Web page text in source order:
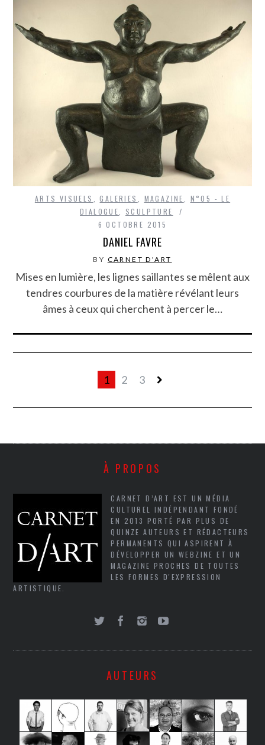
ARTS VISUELS ,GALERIES MAGAZINE
N°05 - LE
DIALOGUE
SCULPTURE
6 OCTOBRE 2015
DANIEL FAVRE
BY CARNET D'ART
Mises en lumière, les lignes saillantes se mêlent aux
tendres courbures de la matière révélant leurs
âmes à ceux qui cherchent à percer le…
1 2 3
À PROPOS
CARNET D’ART EST UN MÉDIA
CULTUREL INDÉPENDANT FONDÉ
EN 2013 PORTÉ PAR PLUS DE
QUINZE AUTEURS ET RÉDACTEURS
PERMANENTS QUI ASPIRENT À
DÉVELOPPER UN WEBZINE ET UN
MAGAZINE PROCHES DE TOUTES
LES FORMES D'EXPRESSION
ARTISTIQUE.
AUTEURS